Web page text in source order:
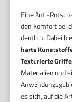
Eine Anti-
den Komfort bei
deutlich. Dabei
harte
Texturierte Griffe
Materialien und
es sich, auf die